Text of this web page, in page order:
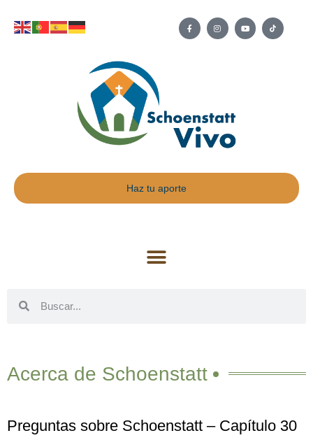
Haz tu aporte
Acerca de Schoenstatt
Preguntas sobre Schoenstatt – Capítulo 30